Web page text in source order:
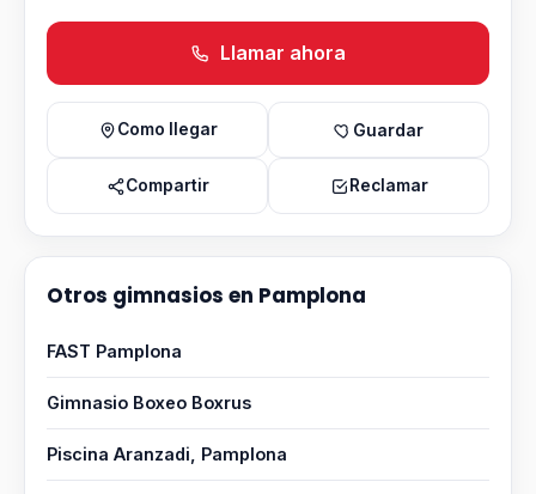
Llamar ahora
Como llegar Guardar
Compartir Reclamar
Otros gimnasios en Pamplona
FAST Pamplona
Gimnasio Boxeo Boxrus
Piscina Aranzadi, Pamplona